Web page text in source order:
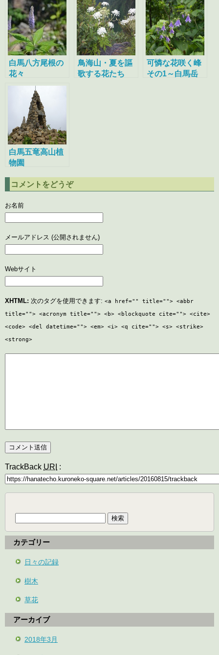
白馬八方尾根の
花々
鳥海山・夏を謳
歌する花たち
可憐な花咲く峰
その1～白馬岳
白馬五竜高山植
物園
コメントをどうぞ
お名前
メールアドレス (公開されません)
Webサイト
XHTML: 次のタグを使用できます: <a href="" title=""> <abbr
title=""> <acronym title=""> <b> <blockquote cite=""> <cite>
<code> <del datetime=""> <em> <i> <q cite=""> <s> <strike>
<strong>
TrackBack URI :
カテゴリー
日々の記録
樹木
草花
アーカイブ
2018年3月